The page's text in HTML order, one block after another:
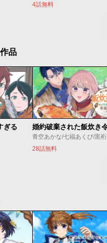
4話無料
品
ぎる
青空あかな/七福あくび/黒裄
28話無料